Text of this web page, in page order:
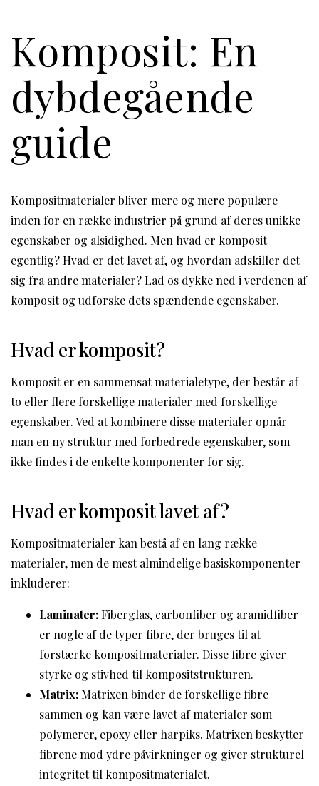
Komposit: En
dybdegående
guide
Kompositmaterialer bliver mere og mere populære
inden for en række industrier på grund af deres unikke
egenskaber og alsidighed. Men hvad er komposit
egentlig? Hvad er det lavet af, og hvordan adskiller det
sig fra andre materialer? Lad os dykke ned i verdenen af
komposit og udforske dets spændende egenskaber.
Hvad er komposit?
Komposit er en sammensat materialetype, der består af
to eller flere forskellige materialer med forskellige
egenskaber. Ved at kombinere disse materialer opnår
man en ny struktur med forbedrede egenskaber, som
ikke findes i de enkelte komponenter for sig.
Hvad er komposit lavet af?
Kompositmaterialer kan bestå af en lang række
materialer, men de mest almindelige basiskomponenter
inkluderer:
Laminater:Fiberglas, carbonfiber og aramidfiber
er nogle af de typer fibre, der bruges til at
forstærke kompositmaterialer. Disse fibre giver
styrke og stivhed til kompositstrukturen.
Matrix: Matrixen binder de forskellige fibre
sammen og kan være lavet af materialer som
polymerer, epoxy eller harpiks. Matrixen beskytter
fibrene mod ydre påvirkninger og giver strukturel
integritet til kompositmaterialet.